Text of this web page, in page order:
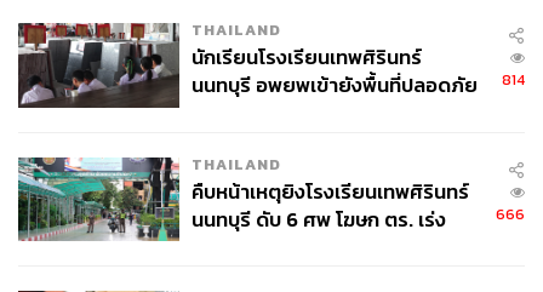
อ้างอิง:
https://www.theguardian.com/sport/2026/apr/26/brea
d-and-honey-london-marathon-sabastian-sawe-worl
THAILAND
นักเรียนโรงเรียนเทพศิรินทร์
นนทบุรี อพยพเข้ายังพื้นที่ปลอดภัย
814
THAILAND
คืบหน้าเหตุยิงโรงเรียนเทพศิรินทร์
นนทบุรี ดับ 6 ศพ โฆษก ตร. เร่ง
666